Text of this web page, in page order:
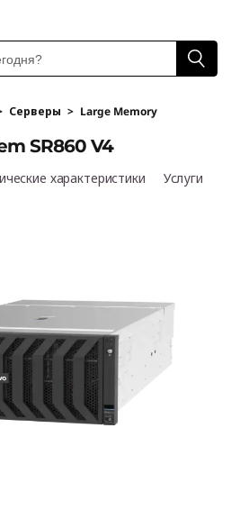
Серверы > Large Memory
SR860 V4
характеристики Услуги